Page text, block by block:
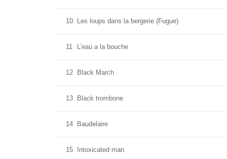
10 Les loups dans la bergerie (Fugue)
11 L’eau a la bouche
12 Black March
13 Black trombone
14 Baudelaire
15 Intoxicated man